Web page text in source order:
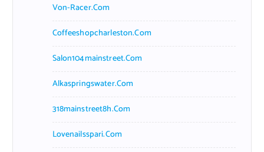
Von-Racer.com
Coffeeshopcharleston.com
Salon104mainstreet.com
Alkaspringswater.com
318mainstreet8h.com
Lovenailsspari.com